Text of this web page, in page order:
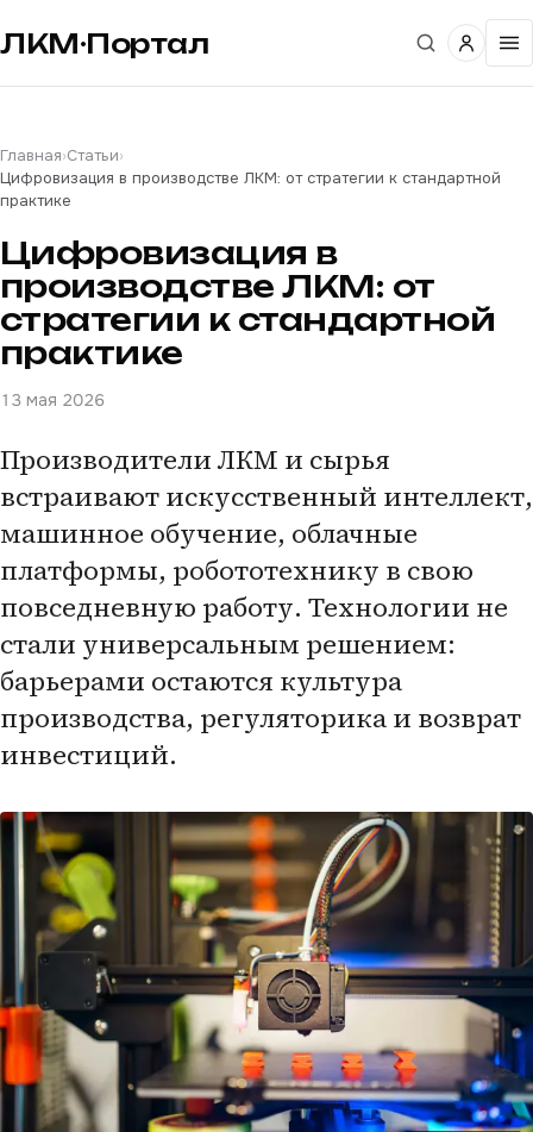
ЛКМ·Портал
Главная›Статьи›
Цифровизация в производстве ЛКМ: от стратегии к стандартной
практике
Цифровизация в
производстве ЛКМ: от
стратегии к стандартной
практике
13 мая 2026
Производители ЛКМ и сырья
встраивают искусственный интеллект,
машинное обучение, облачные
платформы, робототехнику в свою
повседневную работу. Технологии не
стали универсальным решением:
барьерами остаются культура
производства, регуляторика и возврат
инвестиций.